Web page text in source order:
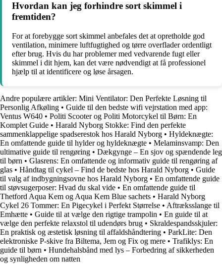
Hvordan kan jeg forhindre sort skimmel i
fremtiden?
For at forebygge sort skimmel anbefales det at opretholde god
ventilation, minimere luftfugtighed og tørre overflader ordentligt
efter brug. Hvis du har problemer med vedvarende fugt eller
skimmel i dit hjem, kan det være nødvendigt at få professionel
hjælp til at identificere og løse årsagen.
Andre populære artikler: Mini Ventilator: Den Perfekte Løsning til
Personlig Afkøling • Guide til den bedste wifi vejrstation med app:
Ventus W640 • Politi Scooter og Politi Motorcykel til Børn: En
Komplet Guide • Harald Nyborg Stokke: Find den perfekte
sammenklappelige spadserestok hos Harald Nyborg • Hyldeknægte:
En omfattende guide til hylder og hyldeknægte • Melaminsvamp: Den
ultimative guide til rengøring • Dækgynge – En sjov og spændende leg
til børn • Glasrens: En omfattende og informativ guide til rengøring af
glas • Håndtag til cykel – Find de bedste hos Harald Nyborg • Guide
til valg af indbygningsovne hos Harald Nyborg • En omfattende guide
til støvsugerposer: Hvad du skal vide • En omfattende guide til
Thetford Aqua Kem og Aqua Kem Blue sachets • Harald Nyborg
Cykel 26 Tommer: En Pigecykel i Perfekt Størrelse • Aftræksslange til
Emhætte • Guide til at vælge den rigtige trampolin • En guide til at
vælge den perfekte relaxstol til udendørs brug • Skraldespandsskjuler:
En praktisk og æstetisk løsning til affaldshåndtering • ParkLite: Den
elektroniske P-skive fra Biltema, Jem og Fix og mere • Trafiklys: En
guide til børn • Hundehalsbånd med lys – Forbedring af sikkerheden
og synligheden om natten